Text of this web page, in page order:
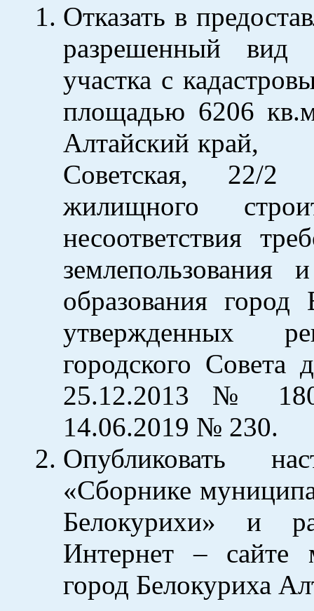
Отказать в
разрешенный вид
участка с
площадью 6206
Алтайский
Советская, 22/2
жилищного
несоответствия
землепользования
образования город
утвержденных
городского Совета
25.12.2013 №
14.06.2019 № 230.
Опубликовать
«Сборнике
Белокурихи» и
Интернет – сайте
город Белокуриха